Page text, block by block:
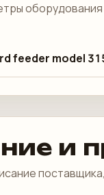
feeder model
и